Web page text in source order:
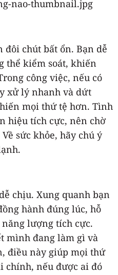
đôi chút bất ổn. Bạn dễ
thể kiểm soát, khiến
công việc, nếu có
xử lý nhanh và dứt
mọi thứ tệ hơn. Tình
hiệu tích cực, nên chờ
sức khỏe, hãy chú ý
chịu. Xung quanh bạn
hành đúng lúc, hỗ
lượng tích cực.
mình đang làm gì và
điều này giúp mọi thứ
chính, nếu được ai đó